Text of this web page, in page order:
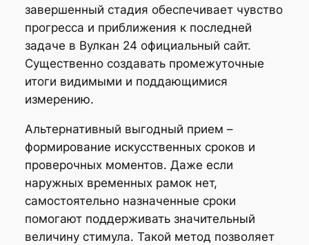
завершенный стадия обеспечивает чувство
прогресса и приближения к последней
задаче в Вулкан 24 официальный сайт.
Существенно создавать промежуточные
итоги видимыми и поддающимися
измерению.
Альтернативный выгодный прием –
формирование искусственных сроков и
проверочных моментов. Даже если
наружных временных рамок нет,
самостоятельно назначенные сроки
помогают поддерживать значительный
величину стимула. Такой метод позволяет